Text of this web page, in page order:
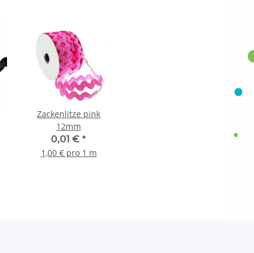
Zackenlitze pink
12mm
0,01 € *
1,00 € pro 1 m